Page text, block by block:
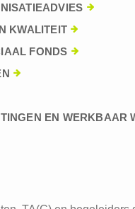
KWALITEIT
FONDS
EN WERKBAAR